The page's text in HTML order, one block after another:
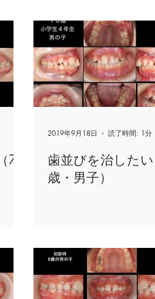
7
歯並びを治した
歳・男子）
2019年9月18日 読了時間: 1分